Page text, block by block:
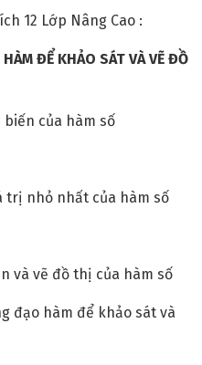
12 Lớp Nâng Cao :
ĐỂ KHẢO SÁT VÀ VẼ ĐỒ
biến của hàm số
trị nhỏ nhất của hàm số
và vẽ đồ thị của hàm số
đạo hàm để khảo sát và